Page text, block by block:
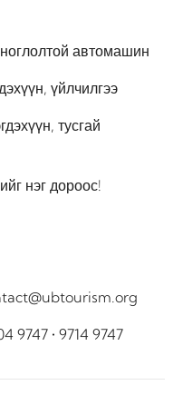
автомашин
үйлчилгээ
тусгай
нэг дороос!
9747 • 9714 9747